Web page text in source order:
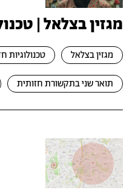
מגזין בצלאל |
מגזין בצלאל
תואר שני בתקשורת חזותית